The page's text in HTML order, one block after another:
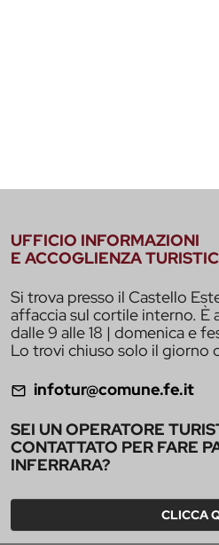
UFFICIO INFORMAZIONI
E ACCOGLIENZA
Si trova presso il Castello
affaccia sul cortile interno. È
dalle 9 alle 18 | domenica e
Lo trovi chiuso solo il giorno
infotur@comune.fe.it
SEI UN OPERATORE
CONTATTATO PER FARE
INFERRARA?
CLICCA